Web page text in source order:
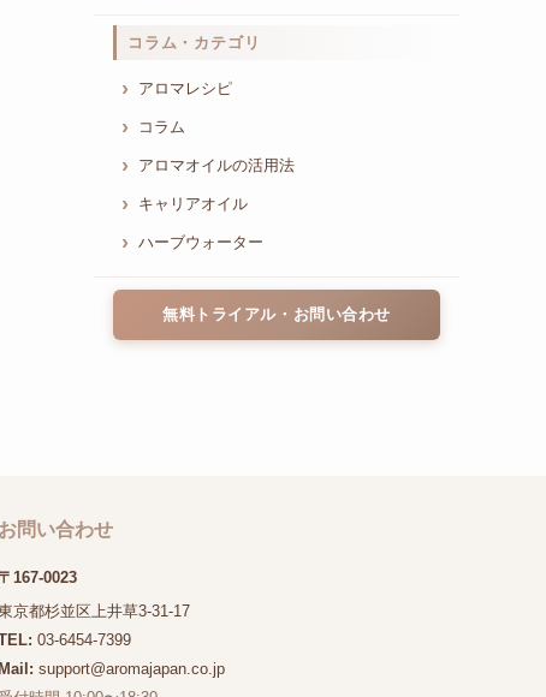
コラム・カテゴリ
アロマレシピ
コラム
アロマオイルの活用法
キャリアオイル
ハーブウォーター
無料トライアル・お問い合わせ
お問い合わせ
167-0023
京都杉並区上井草3-31-17
03-6454-7399
Mail: support@aromajapan.co.jp